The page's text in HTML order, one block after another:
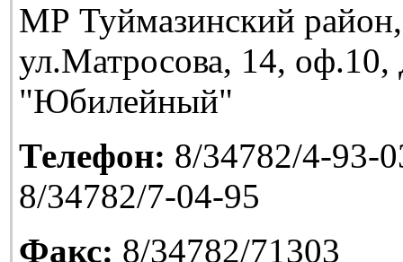
МР Туймазинский
ул.Матросова, 14,
"Юбилейный"
Телефон: 8/34782/4-93-
8/34782/7-04-95
Факс: 8/34782/71303